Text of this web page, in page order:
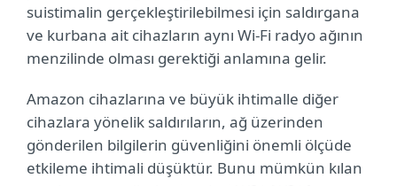
suistimalin gerçekleştirilebilmesi için saldırgana
ve kurbana ait cihazların aynı Wi-Fi radyo ağının
menzilinde olması gerektiği anlamına gelir.
Amazon cihazlarına ve büyük ihtimalle diğer
cihazlara yönelik saldırıların, ağ üzerinden
gönderilen bilgilerin güvenliğini önemli ölçüde
etkileme ihtimali düşüktür. Bunu mümkün kılan